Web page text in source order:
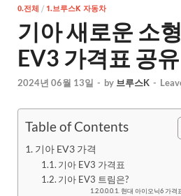
0.전체 / 1.브루스K 자동차
기아 새로운 소
EV3 가격표 공유
2024년 06월 13일 - by 브루스K -
Table of Contents
기아 EV3 가격
기아 EV3 가격표
기아 EV3 트림은?
현대 아이오닉6 가격